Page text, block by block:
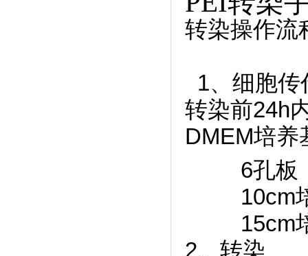
转染操作流
1、细胞传
转染前24h
DMEM培养
6孔板：
10cm培
15cm培
2、转染